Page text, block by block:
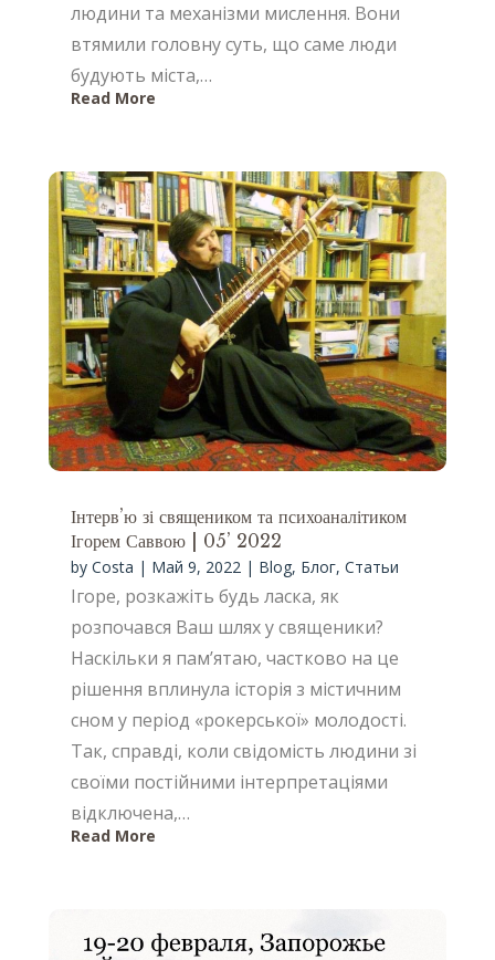
людини та механізми мислення. Вони
втямили головну суть, що саме люди
будують міста,…
Read More
Інтерв’ю зі священиком та психоаналітиком
Ігорем Саввою | 05’ 2022
by Costa | Май 9, 2022 | Blog, Блог, Статьи
Ігоре, розкажіть будь ласка, як
розпочався Ваш шлях у священики?
Наскільки я пам’ятаю, частково на це
рішення вплинула історія з містичним
сном у період «рокерської» молодості.
Так, справді, коли свідомість людини зі
своїми постійними інтерпретаціями
відключена,…
Read More